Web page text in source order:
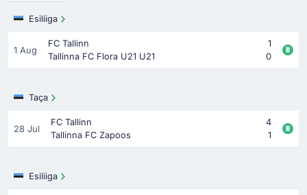
Esiliiga
1 Aug
FC Tallinn
1
Tallinna FC Flora U21 U21
0
Taça
28 Jul
FC Tallinn
4
Tallinna FC Zapoos
1
Esiliiga